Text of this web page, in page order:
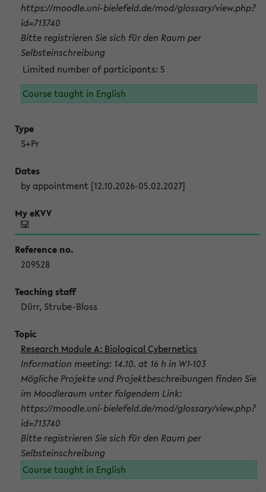
https://moodle.uni-bielefeld.de/mod/glossary/view.php?
id=713740
Bitte registrieren Sie sich für den Raum per
Selbsteinschreibung
Limited number of participants: 5
Course taught in English
S+Pr
by appointment [12.10.2026-05.02.2027]
209528
Dürr, Strube-Bloss
Research Module A: Biological Cybernetics
Information meeting: 14.10. at 16 h in W1-103
Mögliche Projekte und Projektbeschreibungen finden Sie
im Moodleraum unter folgendem Link:
https://moodle.uni-bielefeld.de/mod/glossary/view.php?
id=713740
Bitte registrieren Sie sich für den Raum per
Selbsteinschreibung
Course taught in English